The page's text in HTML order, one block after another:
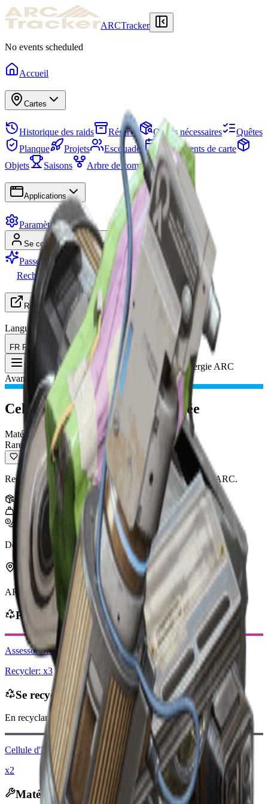
ARCTracker
No events scheduled
Accueil
Cartes
Historique des raids Réserve Objets nécessaires
Quêtes
Planque
Projets Escouades
Événements de carte
Objets
Saisons Arbre de compétences
Applications
Paramètres
Se connecter S'inscrire
Passer Premium
Recherche de groupe
Ressources
Langue
FR Français
Toggle Menu Objet
Cellule d'Énergie ARC
Avancée
Cellule d'Énergie ARC Avancée
Matériau de surface
Rare
Ressource très précieuse qui tombe de certains ennemis ARC.
Pile :
0.5
kg
Dernière mise à jour
Jan 13, 2026
Peut se trouver dans
ARC
Peut être obtenu via
Assessor Matrix
Recycler: x3
Se recycle en
En recyclant, vous recevrez -100 moins Pièces de Raider
Cellule d'Énergie ARC
x2
Matériaux récupérés